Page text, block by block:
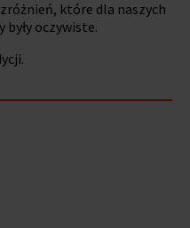
które dla naszych
oczywiste.